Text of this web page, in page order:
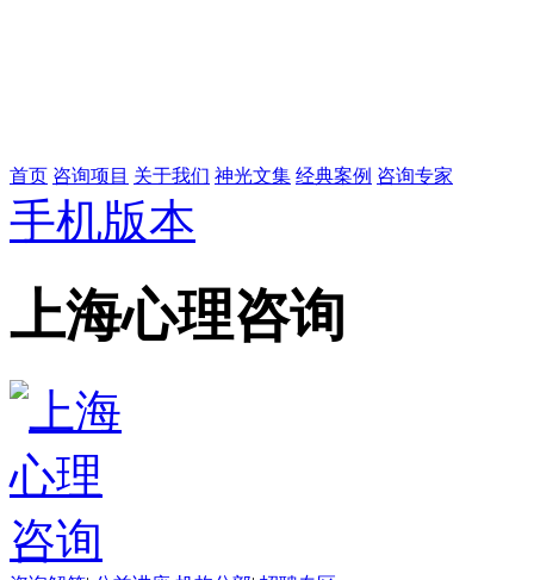
首页 咨询项目 关于我们 神光文集 经典案例 咨询专家
手机版本
上海心理咨询